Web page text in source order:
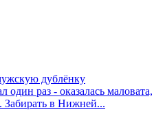
дублёнку
один раз - оказалась маловата,
Забирать в Нижней...